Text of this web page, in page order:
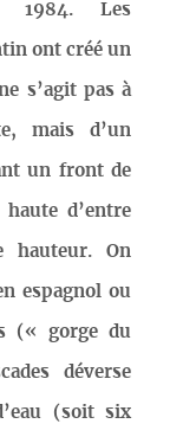
1984. Les
ont créé un
s’agit pas à
mais d’un
un front de
d’entre
hauteur. On
espagnol ou
(« gorge du
déverse
(soit six